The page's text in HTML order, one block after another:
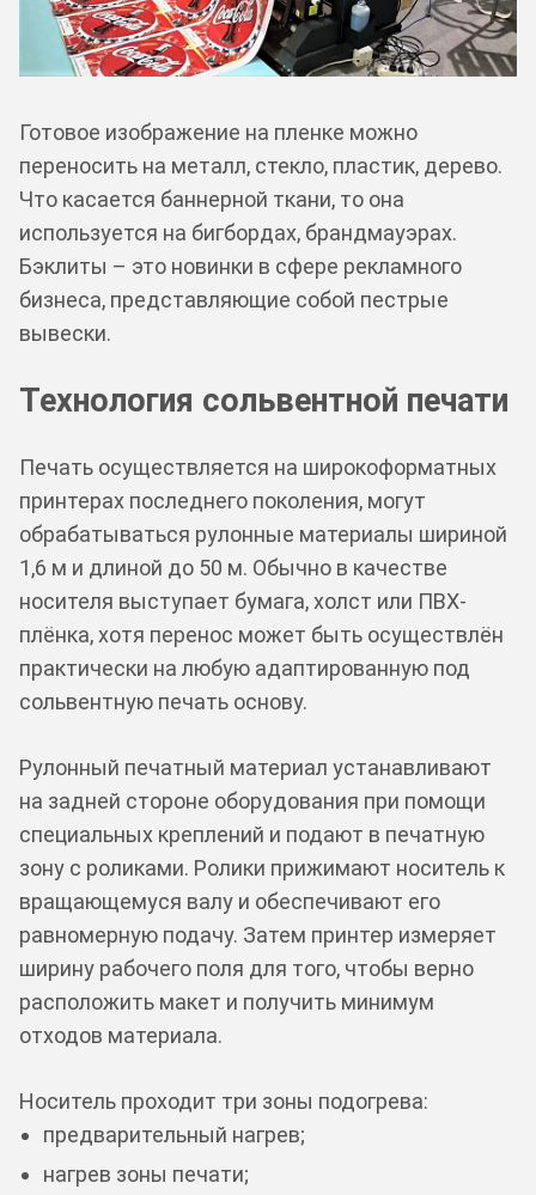
Готовое изображение на пленке можно
переносить на металл, стекло, пластик, дерево.
Что касается баннерной ткани, то она
используется на бигбордах, брандмауэрах.
Бэклиты – это новинки в сфере рекламного
бизнеса, представляющие собой пестрые
вывески.
Технология сольвентной печати
Печать осуществляется на широкоформатных
принтерах последнего поколения, могут
обрабатываться рулонные материалы шириной
1,6 м и длиной до 50 м. Обычно в качестве
носителя выступает бумага, холст или ПВХ-
плёнка, хотя перенос может быть осуществлён
практически на любую адаптированную под
сольвентную печать основу.
Рулонный печатный материал устанавливают
на задней стороне оборудования при помощи
специальных креплений и подают в печатную
зону с роликами. Ролики прижимают носитель к
вращающемуся валу и обеспечивают его
равномерную подачу. Затем принтер измеряет
ширину рабочего поля для того, чтобы верно
расположить макет и получить минимум
отходов материала.
Носитель проходит три зоны подогрева:
предварительный нагрев;
нагрев зоны печати;